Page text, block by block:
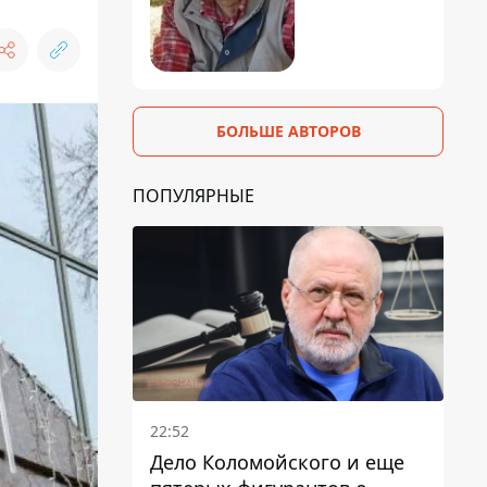
БОЛЬШЕ АВТОРОВ
ПОПУЛЯРНЫЕ
22:52
Дело Коломойского и еще